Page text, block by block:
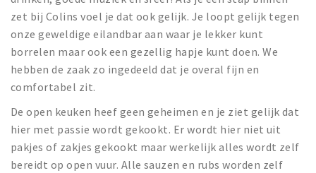
Baroniepoorten
Sport
Privacy
Inloggen
zet bij Colins voel je dat ook gelijk. Je loopt gelijk tegen
onze geweldige eilandbar aan waar je lekker kunt
borrelen maar ook een gezellig hapje kunt doen. We
hebben de zaak zo ingedeeld dat je overal fijn en
comfortabel zit.
De open keuken heef geen geheimen en je ziet gelijk dat
hier met passie wordt gekookt. Er wordt hier niet uit
pakjes of zakjes gekookt maar werkelijk alles wordt zelf
bereidt op open vuur. Alle sauzen en rubs worden zelf